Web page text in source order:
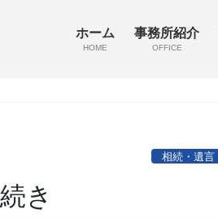
ホーム
HOME
事務所紹介
OFFICE
相続・遺言
き